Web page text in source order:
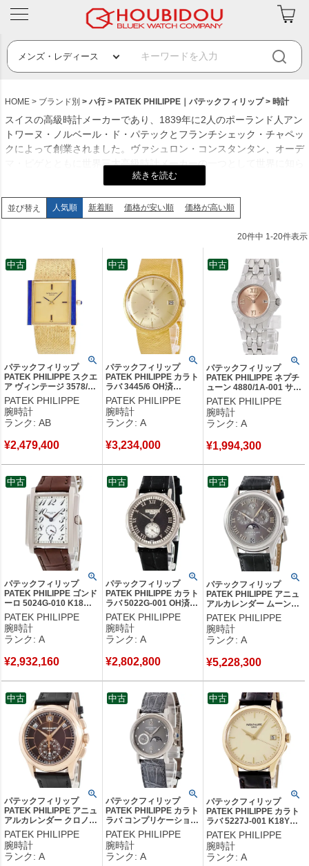
HOME ブランド別 ハ行 PATEK PHILIPPE｜パテックフィリップ 時計
スイスの高級時計メーカーであり、1839年に2人のポーランド人アン
トワーヌ・ノルベール・ド・パテックとフランチシェック・チャペッ
クによって創業されました。ヴァシュロン・コンスタンタン、オーデ
マ・ピゲとともに世界三大高級時計メーカーの一つとして世界に知ら
れ、どんなに古い自社時計についても修理することができる「永久修
の」というブランドイメージを構築することに成功しています。
ャペック
並び替え 人気順 新着順 価格が安い順 価格が高い順
20件中 1-20件表示
パテックフィリップ
PATEK PHILIPPE スクエ
ア ヴィンテージ 3578/1J
メーカーOH済 K18YG無
垢 純正ラピスラズリ メ
ンズ 腕時計手巻き ゴー
ルド 【中古】中古品
PATEK PHILIPPE
腕時計
ランク: AB
¥2,479,400
中古
パテックフィリップ
PATEK PHILIPPE カラト
ラバ 3445/6 OH済
K18YG無垢 デイト スモ
ールセコンド ヴィンテー
ジ メンズ 腕時計自動巻
き ゴールド 【中古】中
PATEK PHILIPPE
腕時計
ランク: A
¥3,234,000
中古
パテックフィリップ
PATEK PHILIPPE ネプチ
ューン 4880/1A-001 サー
モン ピンク デイト ロー
マン ドット レディース
腕時計クオーツ ピンク
【中古】中古美品
PATEK PHILIPPE
腕時計
ランク: A
¥1,994,300
中古
パテックフィリップ
PATEK PHILIPPE ゴンド
ーロ 5024G-010 K18WG
無垢 ホワイト アラビア
スモールセコンド レディ
ース 腕時計手巻き ホワ
イト 【中古】中古美品
PATEK PHILIPPE
腕時計
ランク: A
¥2,932,160
中古
パテックフィリップ
PATEK PHILIPPE カラト
ラバ 5022G-001 OH済
K18WG無垢 ブラック ス
モールセコンド ローマン
メンズ 腕時計手巻き ブ
ラック 【中古】中古美品
PATEK PHILIPPE
腕時計
ランク: A
¥2,802,800
中古
パテックフィリップ
PATEK PHILIPPE アニュ
アルカレンダー ムーンフ
ェイズ 5056P-001 Pt950
無垢 コンプリケーション
メンズ 腕時計自動巻き グ
レー 【中古】中古美品
PATEK PHILIPPE
腕時計
ランク: A
¥5,228,300
中古
パテックフィリップ
PATEK PHILIPPE アニュ
アルカレンダー クロノグ
ラフ 5905R-001 K18RG
無垢 ブラウン ソレイユ
メンズ 腕時計自動巻き
ブラウン 【中古】中古美
PATEK PHILIPPE
腕時計
ランク: A
中古
パテックフィリップ
PATEK PHILIPPE カラト
ラバ コンプリケーション
ムーンフェイズ 4857G-
001 OH済 K18WG ダイ
ヤ レディース 腕時計手
巻き グレー 【中古】中
PATEK PHILIPPE
腕時計
ランク: A
中古
パテックフィリップ
PATEK PHILIPPE カラト
ラバ 5227J-001 K18YG
無垢 アイボリー ハンター
ケース デイト メンズ 腕
時計自動巻き ベージュ
【中古】中古美品
PATEK PHILIPPE
腕時計
ランク: A
中古